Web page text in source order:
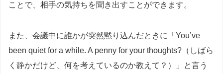
ことで、相手の気持ちを聞き出すことができます。
また、会議中に誰かが突然黙り込んだときに「You’ve
been quiet for a while. A penny for your thoughts?（しばら
く静かだけど、何を考えているのか教えて？）」と言う